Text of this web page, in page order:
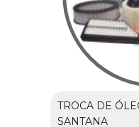
TROCA DE
SANTANA